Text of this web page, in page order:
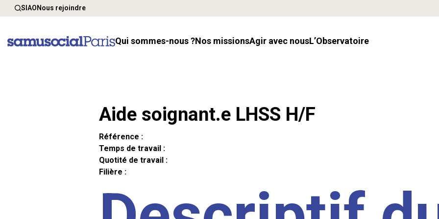
SIAONous rejoindre
Qui sommes-nous ? Nos missions Agir avec nous l’Observatoire
Aide soignant.e LHSS H/F
Référence :
Temps de travail :
Quotité de travail :
Filière :